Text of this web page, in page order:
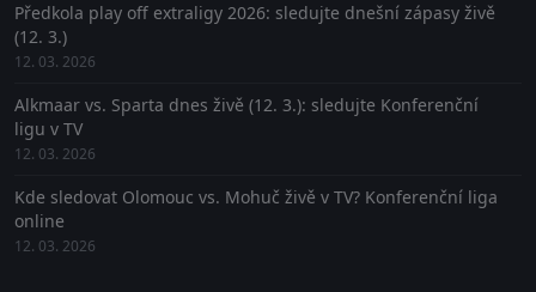
Předkola play off extraligy 2026: sledujte dnešní zápasy živě
(12. 3.)
12. 03. 2026
Alkmaar vs. Sparta dnes živě (12. 3.): sledujte Konferenční
ligu v TV
12. 03. 2026
Kde sledovat Olomouc vs. Mohuč živě v TV? Konferenční liga
online
12. 03. 2026